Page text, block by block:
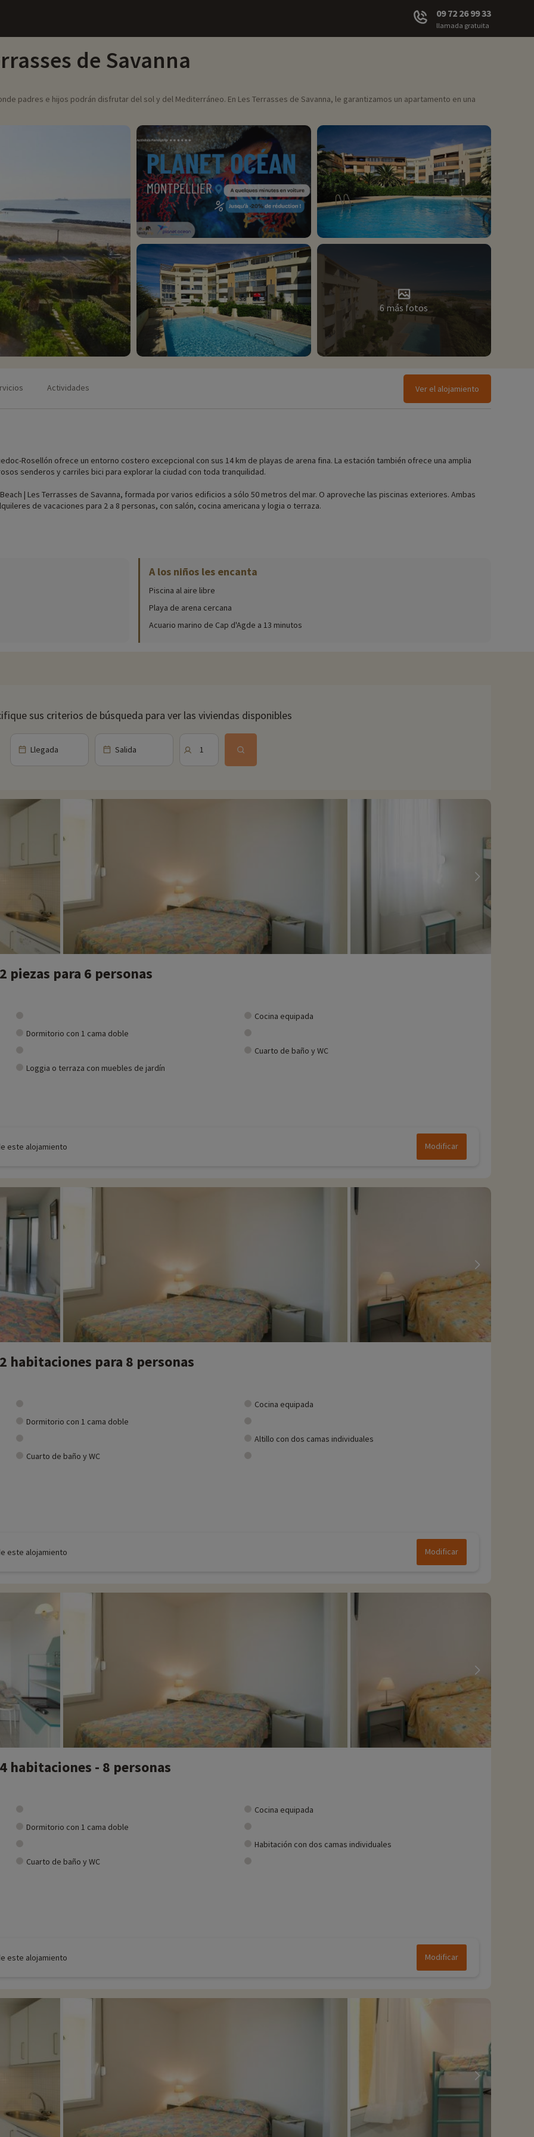
09 72 26 99 33
llamada gratuita
de Savanna
padres e hijos podrán disfrutar del sol y del Mediterráneo. En Les Terrasses de Savanna, le garantizamos un apartamento en una
6 más fotos
Actividades Ver el alojamiento
Rosellón ofrece un entorno costero excepcional con sus 14 km de playas de arena fina. La estación también ofrece una amplia
senderos y carriles bici para explorar la ciudad con toda tranquilidad.
| Les Terrasses de Savanna, formada por varios edificios a sólo 50 metros del mar. O aproveche las piscinas exteriores. Ambas
de vacaciones para 2 a 8 personas, con salón, cocina americana y logia o terraza.
y reserve sus entradas en la página Opciones de tarifas preferentes *Fuera de
A los niños les encanta
Piscina al aire libre
Playa de arena cercana
Acuario marino de Cap d'Agde a 13 minutos
sus criterios de búsqueda para ver las viviendas disponibles
Llegada Salida 1
piezas para 6 personas
Cocina equipada
Dormitorio con 1 cama doble
Cuarto de baño y WC
Loggia o terraza con muebles de jardín
este alojamiento Modificar
habitaciones para 8 personas
Cocina equipada
Dormitorio con 1 cama doble
Altillo con dos camas individuales
Cuarto de baño y WC
este alojamiento Modificar
habitaciones - 8 personas
Cocina equipada
Dormitorio con 1 cama doble
Habitación con dos camas individuales
Cuarto de baño y WC
este alojamiento Modificar